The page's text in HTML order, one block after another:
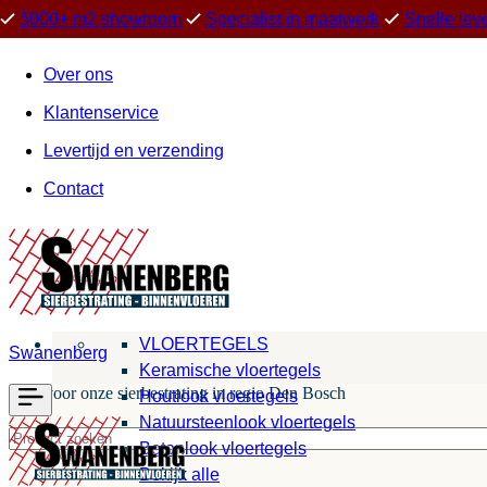
5000+ m2 showroom Specialist in maatwerk Snelle
Over ons
Klantenservice
Levertijd en verzending
Contact
Swanenberg
Kies voor onze sierbestrating in regio Den Bosch
VLOERTEGELS
Keramische vloertegels
Houtlook vloertegels
Natuursteenlook vloertegels
Betonlook vloertegels
Bekijk alle